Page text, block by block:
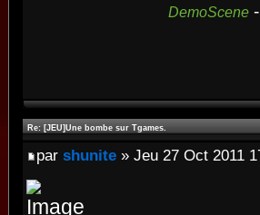
DemoScene -
Re: [JEU]Une bombe sur Tgames.
par shunite » Jeu 27 Oct 2011